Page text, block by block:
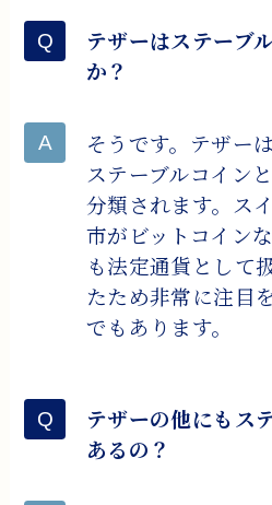
テザーはステーブ
か？
そうです。テザー
ステーブルコイン
分類されます。ス
市がビットコイン
も法定通貨として
たため非常に注目
でもあります。
テザーの他にもス
あるの？